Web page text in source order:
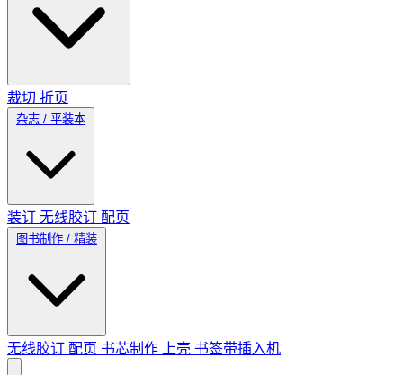
裁切 折页
杂志 / 平装本
装订 无线胶订 配页
图书制作 / 精装
无线胶订 配页 书芯制作 上壳 书签带插入机